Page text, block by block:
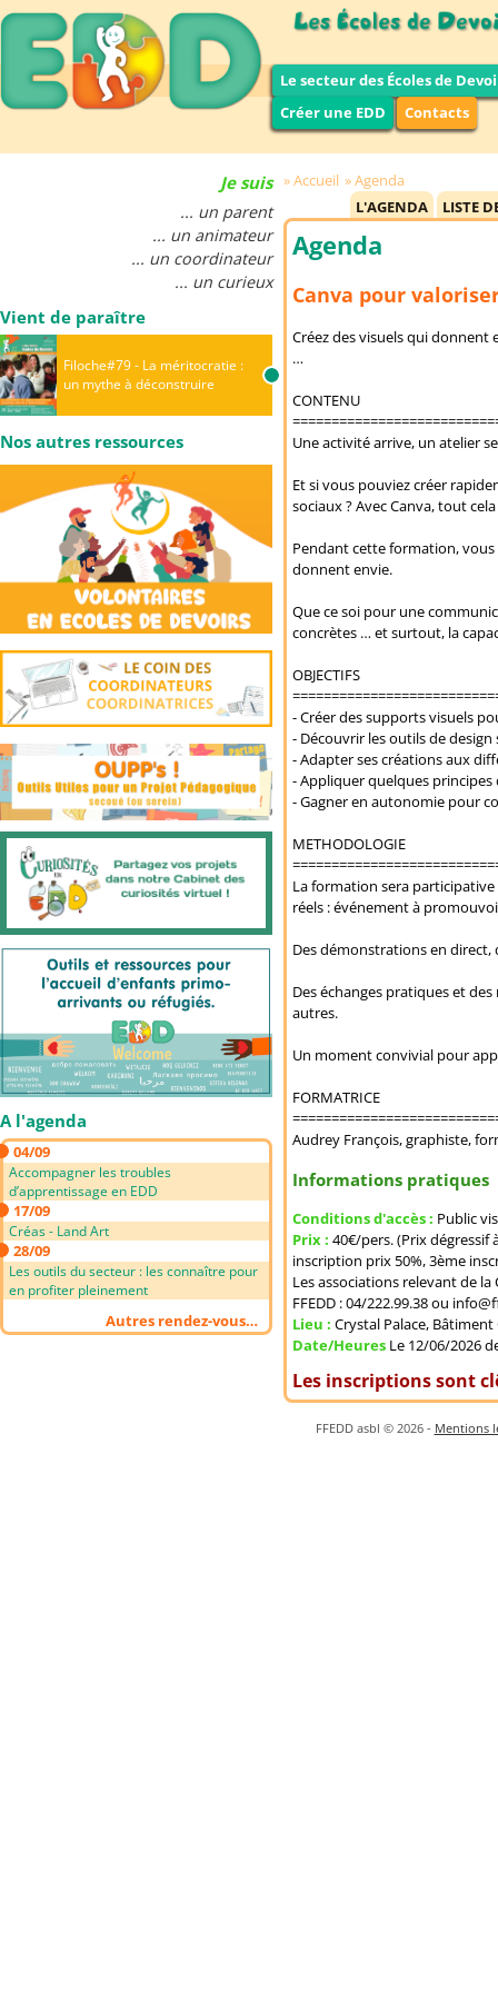
Le secteur des Écoles de
Créer une EDD
Contacts
Je suis
... un parent
... un animateur
... un coordinateur
... un curieux
Vient de paraître
Filoche#79 - La méritocratie :
un mythe à déconstruire
Nos autres ressources
A l'agenda
04/09
Accompagner les troubles
d’apprentissage en EDD
17/09
Créas - Land Art
28/09
Les outils du secteur : les connaître pour
en profiter pleinement
Autres rendez-vous…
Accueil
Agenda
L'AGENDA
LISTE
Agenda
Canva pour
Créez des visuels qui donnent
…
CONTENU
Une activité arrive, un atelier
Et si vous pouviez créer
sociaux ? Avec Canva, tout
Pendant cette formation,
donnent envie.
Que ce soi pour une
concrètes … et surtout, la
OBJECTIFS
- Créer des supports visuels
- Découvrir les outils de design
- Adapter ses créations aux
- Appliquer quelques
- Gagner en autonomie pour
METHODOLOGIE
La formation sera
réels : événement à
Des démonstrations en direct,
Des échanges pratiques et
autres.
Un moment convivial pour
FORMATRICE
Audrey François, graphiste,
Informations pratiques
Conditions d'accès : Public
Prix : 40€/pers. (Prix dégressif
inscription prix 50%, 3ème
Les associations relevant de
FFEDD : 04/222.99.38 ou
Lieu : Crystal Palace, Bâtiment
Date/Heures Le 12/06/2026
Les inscriptions sont
FFEDD asbl © 2026 - Mentions